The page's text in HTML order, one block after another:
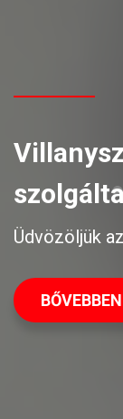
Üdvözöljük
BŐVEBBEN